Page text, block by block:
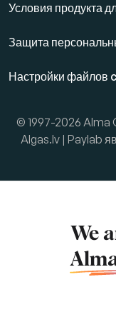
Условия продукта
Защита
Настройки файлов
© 1997-2026 Alma
Algas.lv | Paylab
We